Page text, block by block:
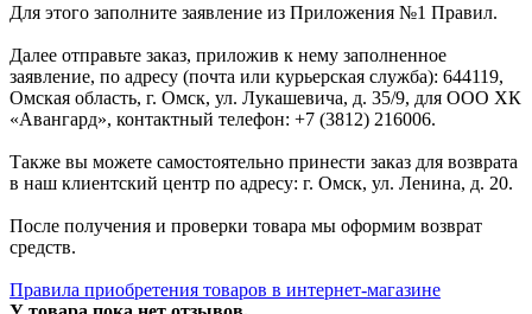
Для этого заполните заявление из Приложения №1 Правил.
Далее отправьте заказ, приложив к нему заполненное
заявление, по адресу (почта или курьерская служба): 644119,
Омская область, г. Омск, ул. Лукашевича, д. 35/9, для ООО ХК
«Авангард», контактный телефон: +7 (3812) 216006.
Также вы можете самостоятельно принести заказ для возврата
в наш клиентский центр по адресу: г. Омск, ул. Ленина, д. 20.
После получения и проверки товара мы оформим возврат
средств.
Правила приобретения товаров в интернет-магазине